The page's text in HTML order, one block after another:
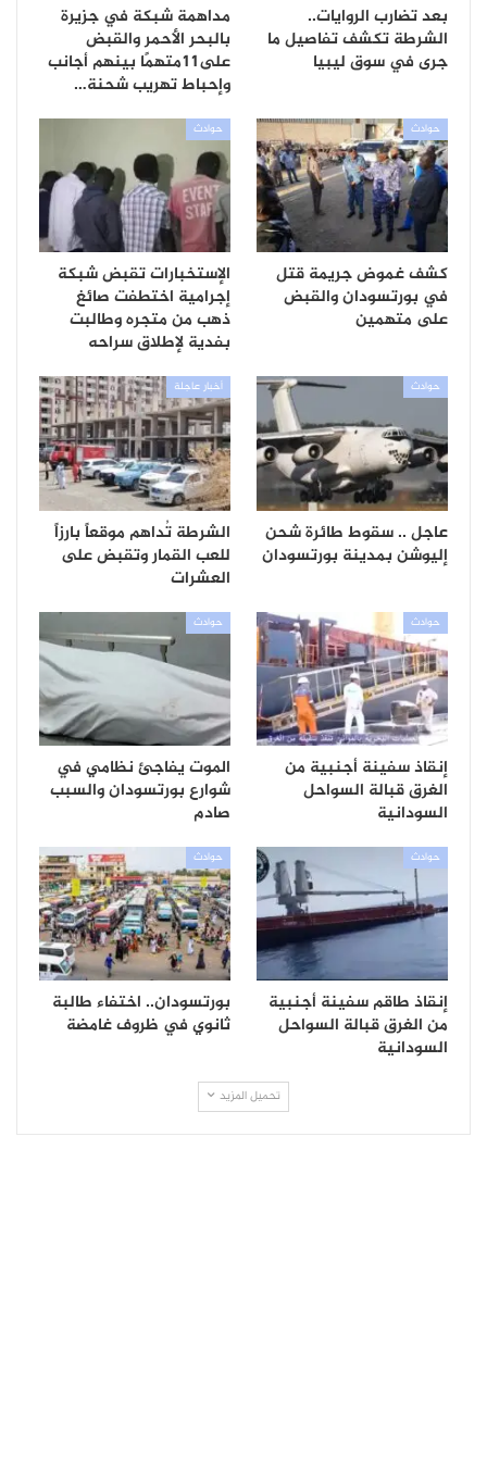
بعد تضارب الروايات..
الشرطة تكشف تفاصيل ما
جرى في سوق ليبيا
مداهمة شبكة في جزيرة
بالبحر الأحمر والقبض
على11متهمًا بينهم أجانب
وإحباط تهريب شحنة…
حوادث
كشف غموض جريمة قتل
في بورتسودان والقبض
على متهمين
حوادث
الإستخبارات تقبض شبكة
إجرامية اختطفت صائغ
ذهب من متجره وطالبت
بفدية لإطلاق سراحه
حوادث
عاجل .. سقوط طائرة شحن
إليوشن بمدينة بورتسودان
أخبار عاجلة
الشرطة تُداهم موقعاً بارزاً
للعب القمار وتقبض على
العشرات
حوادث
إنقاذ سفينة أجنبية من
الغرق قبالة السواحل
السودانية
حوادث
الموت يفاجئ نظامي في
شوارع بورتسودان والسبب
صادم
حوادث
إنقاذ طاقم سفينة أجنبية
من الغرق قبالة السواحل
السودانية
حوادث
بورتسودان.. اختفاء طالبة
ثانوي في ظروف غامضة
تحميل المزيد